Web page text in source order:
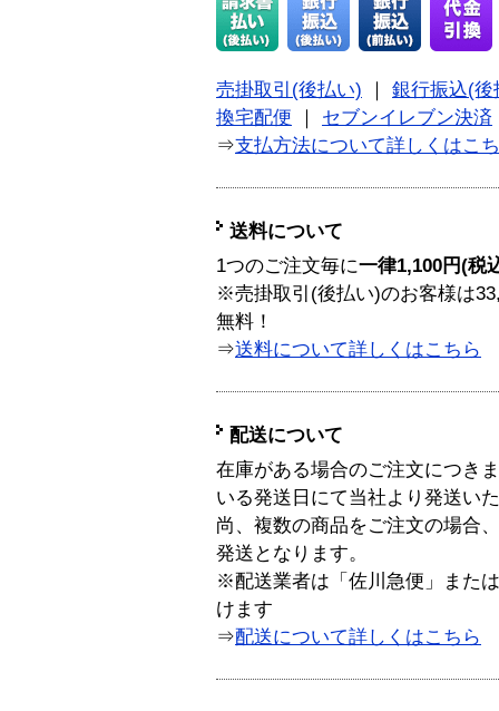
売掛取引(後払い)
銀行振込(後
換宅配便
セブンイレブン決済
⇒支払方法について詳しくはこ
送料について
1つのご注文毎に一律1,100円(税
※売掛取引(後払い)のお客様は
無料！
⇒送料について詳しくはこちら
配送について
在庫がある場合のご注文につき
いる発送日にて当社より発送い
尚、複数の商品をご注文の場合
発送となります。
※配送業者は「佐川急便」また
けます
⇒配送について詳しくはこちら